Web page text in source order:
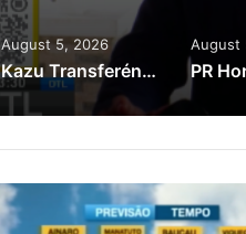
August 5, 2026
Kazu Transferénsia Osan Millaun 42 Husi Singapura, Advogadu Sei Halo Rekursu
August